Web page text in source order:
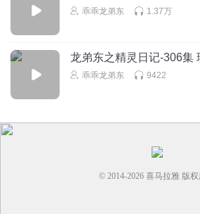
乖乖龙弟东 1.37万
龙弟东之精灵日记-306集
乖乖龙弟东 9422
© 2014-2026 喜马拉雅 版